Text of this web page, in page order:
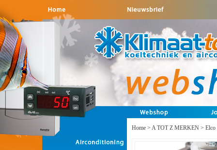
Home > A TOT Z MERKEN > Elco